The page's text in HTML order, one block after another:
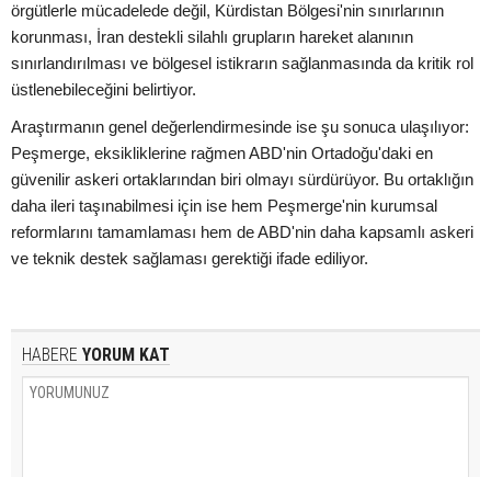
örgütlerle mücadelede değil, Kürdistan Bölgesi'nin sınırlarının
korunması, İran destekli silahlı grupların hareket alanının
sınırlandırılması ve bölgesel istikrarın sağlanmasında da kritik rol
üstlenebileceğini belirtiyor.
Araştırmanın genel değerlendirmesinde ise şu sonuca ulaşılıyor:
Peşmerge, eksikliklerine rağmen ABD'nin Ortadoğu'daki en
güvenilir askeri ortaklarından biri olmayı sürdürüyor. Bu ortaklığın
daha ileri taşınabilmesi için ise hem Peşmerge'nin kurumsal
reformlarını tamamlaması hem de ABD'nin daha kapsamlı askeri
ve teknik destek sağlaması gerektiği ifade ediliyor.
HABERE YORUM KAT